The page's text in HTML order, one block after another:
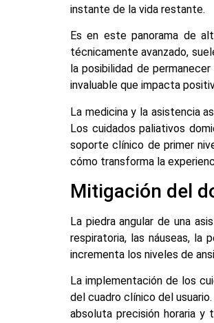
instante de la vida restante.
Es en este panorama de
técnicamente avanzado,
la posibilidad de
invaluable que impacta
La medicina y la asistencia
Los cuidados paliativos
soporte clínico de primer
cómo transforma la
Mitigación del
La piedra angular de una
respiratoria, las náuseas,
incrementa los niveles de
La implementación de los
del cuadro clínico del
absoluta precisión horaria y